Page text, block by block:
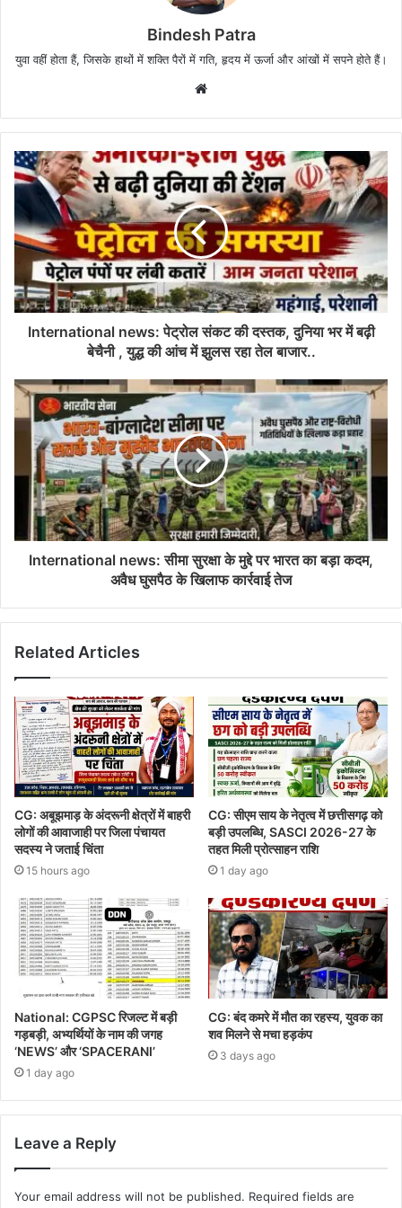
Bindesh Patra
युवा वहीं होता हैं, जिसके हाथों में शक्ति पैरों में गति, हृदय में ऊर्जा और आंखों में सपने होते हैं।
b
s
i
t
e
International news: पेट्रोल संकट की दस्तक, दुनिया भर में बढ़ी
बेचैनी , युद्ध की आंच में झुलस रहा तेल बाजार..
International news: सीमा सुरक्षा के मुद्दे पर भारत का बड़ा कदम,
अवैध घुसपैठ के खिलाफ कार्रवाई तेज
Related Articles
CG: अबूझमाड़ के अंदरूनी क्षेत्रों में बाहरी
लोगों की आवाजाही पर जिला पंचायत
सदस्य ने जताई चिंता
15 hours ago
CG: सीएम साय के नेतृत्व में छत्तीसगढ़ को
बड़ी उपलब्धि, SASCI 2026-27 के
तहत मिली प्रोत्साहन राशि
1 day ago
National: CGPSC रिजल्ट में बड़ी
गड़बड़ी, अभ्यर्थियों के नाम की जगह
‘NEWS’ और ‘SPACERANI’
1 day ago
CG: बंद कमरे में मौत का रहस्य, युवक का
शव मिलने से मचा हड़कंप
3 days ago
Leave a Reply
Your email address will not be published. Required fields are